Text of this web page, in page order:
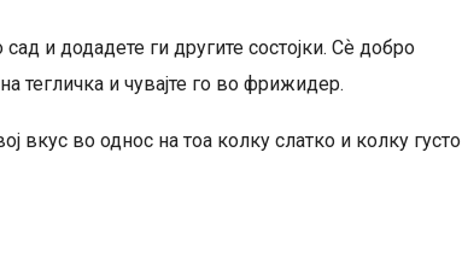
и додадете ги другите состојки. Сѐ добро
тегличка и чувајте го во фрижидер.
вкус во однос на тоа колку слатко и колку густо